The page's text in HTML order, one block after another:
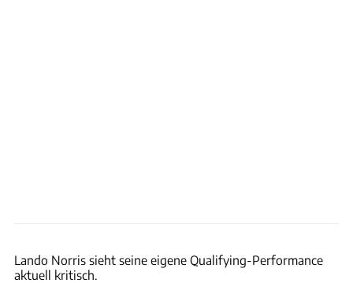
Lando Norris sieht seine eigene Qualifying-Performance
aktuell kritisch.